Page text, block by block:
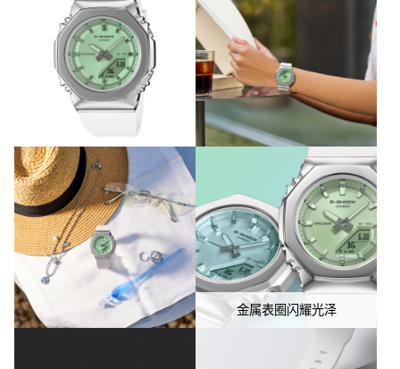
源为原料，有望为降低环境负荷做出贡献。
※ 玻璃经过特殊蒸镀处理，色调存在个体差异。此外，根据观看手
表的角度，表盘内容可能不易辨认。
金属表圈闪耀光泽